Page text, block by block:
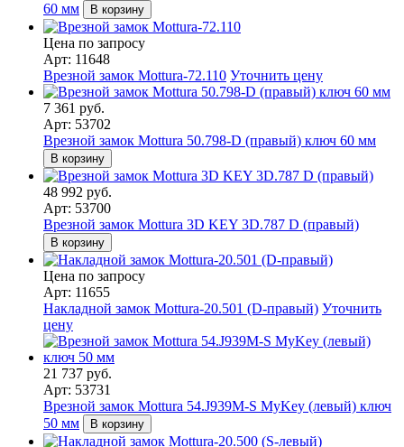
60 мм
В корзину
Цена по запросу
Арт: 11648
Врезной замок Mottura-72.110 Уточнить цену
7 361 руб.
Арт: 53702
Врезной замок Mottura 50.798-D (правый) ключ 60 мм
В корзину
48 992 руб.
Арт: 53700
Врезной замок Mottura 3D KEY 3D.787 D (правый)
В корзину
Цена по запросу
Арт: 11655
Накладной замок Mottura-20.501 (D-правый) Уточнить
цену
21 737 руб.
Арт: 53731
Врезной замок Mottura 54.J939M-S MyKey (левый) ключ
50 мм
В корзину